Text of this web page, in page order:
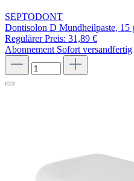
SEPTODONT
Dontisolon D Mundheilpaste, 15
Regulärer Preis: 31,89 €
Abonnement Sofort versandfertig